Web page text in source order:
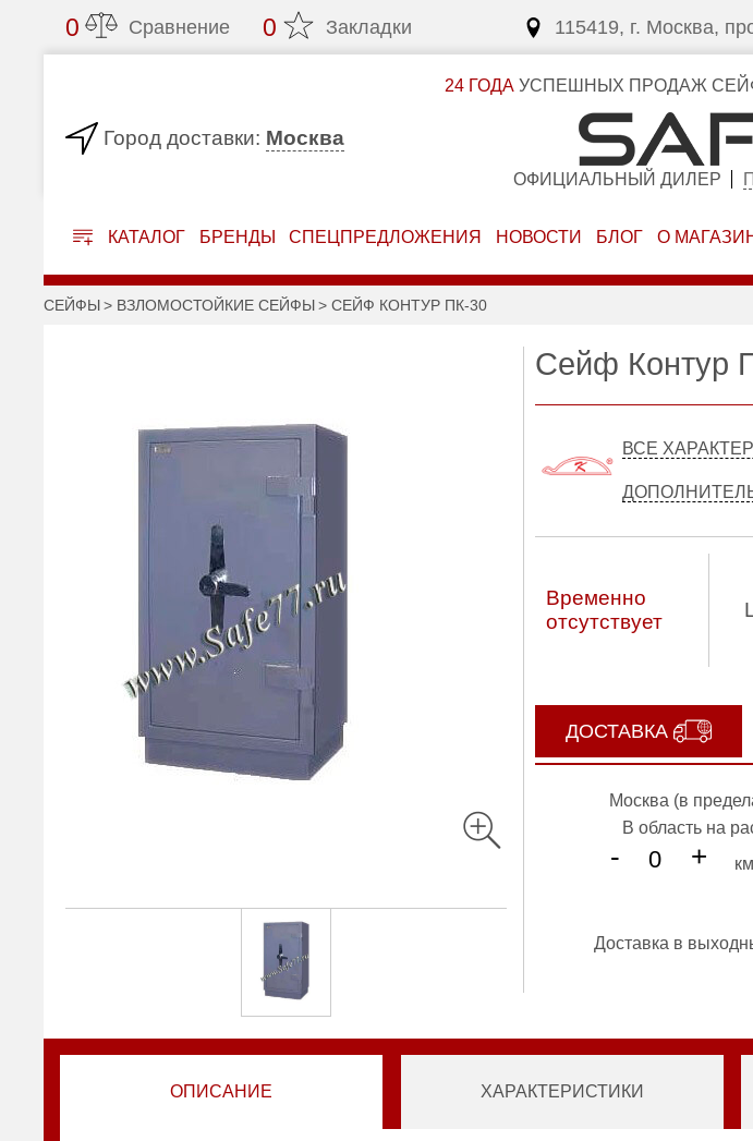
0 Сравнение 0 Закладки 115419, г. Москва,
Город доставки: Москва
24 ГОДАУСПЕШНЫХ ПРОДАЖ
ОФИЦИАЛЬНЫЙ ДИЛЕР
КАТАЛОГ БРЕНДЫ СПЕЦПРЕДЛОЖЕНИЯ НОВОСТИ БЛОГ О
СЕЙФЫ ВЗЛОМОСТОЙКИЕ СЕЙФЫ СЕЙФ КОНТУР ПК-30
Сейф Контур
ВСЕ
Временно
отсутствует
ДОСТАВКА
Москва (в
В область на
- +
Доставка в
ОПИСАНИЕ ХАРАКТЕРИСТИКИ